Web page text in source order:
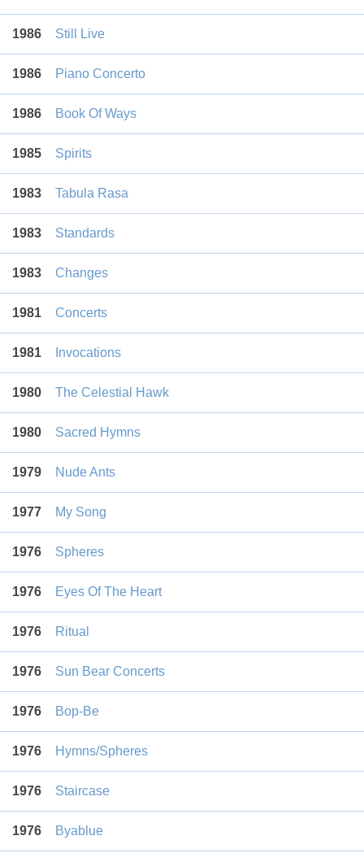
1986 Still Live
1986 Piano Concerto
1986 Book Of Ways
1985 Spirits
1983 Tabula Rasa
1983 Standards
1983 Changes
1981 Concerts
1981 Invocations
1980 The Celestial Hawk
1980 Sacred Hymns
1979 Nude Ants
1977 My Song
1976 Spheres
1976 Eyes Of The Heart
1976 Ritual
1976 Sun Bear Concerts
1976 Bop-Be
1976 Hymns/Spheres
1976 Staircase
1976 Byablue